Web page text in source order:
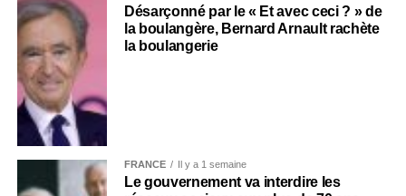
Désarçonné par le « Et avec ceci ? » de
la boulangère, Bernard Arnault rachète
la boulangerie
FRANCE Il y a 1 semaine
Le gouvernement va interdire les